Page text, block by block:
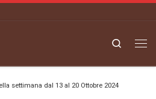
Search
settimana dal 13 al 20 Ottobre 2024